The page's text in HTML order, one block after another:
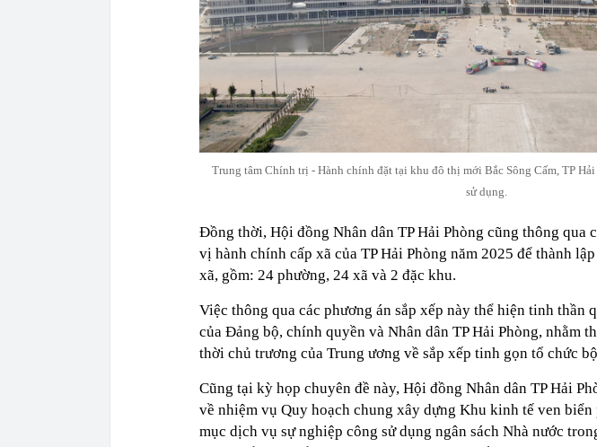
Trung tâm Chính trị - Hành chính đặt tại khu đô thị mới Bắc Sông Cấm, TP Hải
sử dụng.
Đồng thời, Hội đồng Nhân dân TP Hải Phòng cũng thông qua
vị hành chính cấp xã của TP Hải Phòng năm 2025 để thành
xã, gồm: 24 phường, 24 xã và 2 đặc khu.
Việc thông qua các phương án sắp xếp này thể hiện tinh thần
của Đảng bộ, chính quyền và Nhân dân TP Hải Phòng, nhằm
thời chủ trương của Trung ương về sắp xếp tinh gọn tổ chức
Cũng tại kỳ họp chuyên đề này, Hội đồng Nhân dân TP Hải
về nhiệm vụ Quy hoạch chung xây dựng Khu kinh tế ven
mục dịch vụ sự nghiệp công sử dụng ngân sách Nhà nước